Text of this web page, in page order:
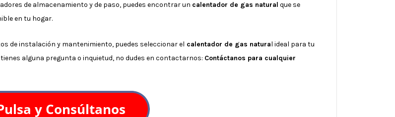
de almacenamiento y de paso, puedes encontrar un calentador de gas natural que se
en tu hogar.
de instalación y mantenimiento, puedes seleccionar el calentador de gas natural ideal para tu
alguna pregunta o inquietud, no dudes en contactarnos: Contáctanos para cualquier